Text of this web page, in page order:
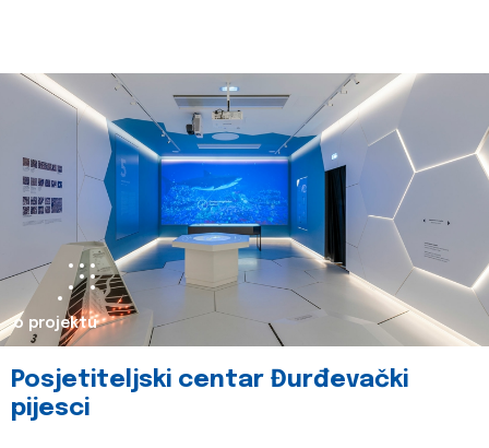
o projektu
Posjetiteljski centar Đurđevački
pijesci